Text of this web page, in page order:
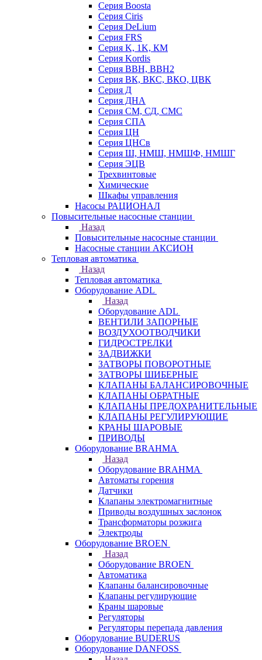
Серия Boosta
Серия Ciris
Серия DeLium
Серия FRS
Серия K, 1K, КМ
Серия Kordis
Серия ВВН, ВВН2
Серия ВК, ВКС, ВКО, ЦВК
Серия Д
Серия ДНА
Серия СМ, СД, СМС
Серия СПА
Серия ЦН
Серия ЦНСв
Серия Ш, НМШ, НМШФ, НМШГ
Серия ЭЦВ
Трехвинтовые
Химические
Шкафы управления
Насосы РАЦИОНАЛ
Повысительные насосные станции
Назад
Повысительные насосные станции
Насосные станции АКСИОН
Тепловая автоматика
Назад
Тепловая автоматика
Оборудование ADL
Назад
Оборудование ADL
ВЕНТИЛИ ЗАПОРНЫЕ
ВОЗДУХООТВОДЧИКИ
ГИДРОСТРЕЛКИ
ЗАДВИЖКИ
ЗАТВОРЫ ПОВОРОТНЫЕ
ЗАТВОРЫ ШИБЕРНЫЕ
КЛАПАНЫ БАЛАНСИРОВОЧНЫЕ
КЛАПАНЫ ОБРАТНЫЕ
КЛАПАНЫ ПРЕДОХРАНИТЕЛЬНЫЕ
КЛАПАНЫ РЕГУЛИРУЮЩИЕ
КРАНЫ ШАРОВЫЕ
ПРИВОДЫ
Оборудование BRAHMA
Назад
Оборудование BRAHMA
Автоматы горения
Датчики
Клапаны электромагнитные
Приводы воздушных заслонок
Трансформаторы розжига
Электроды
Оборудование BROEN
Назад
Оборудование BROEN
Автоматика
Клапаны балансировочные
Клапаны регулирующие
Краны шаровые
Регуляторы
Регуляторы перепада давления
Оборудование BUDERUS
Оборудование DANFOSS